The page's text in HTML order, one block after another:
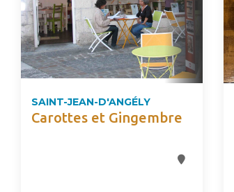
SAINT-JEAN-D'ANGÉLY
Carottes et Gingembre